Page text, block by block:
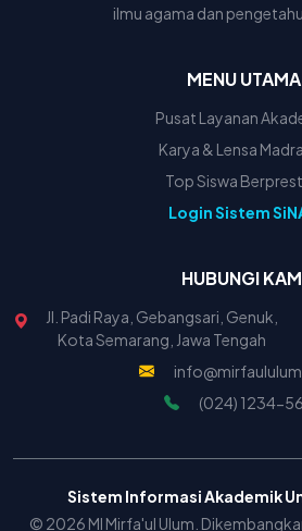
ilmu agama dan
MENU UTAMA
Pusat Layanan
Karya & Lensa
Top Siswa
Login Sistem
HUBUNGI
Jl. Padi Raya, Gebangsari, Genuk,
Kota Semarang, Jawa Tengah
(024) 1234-
Sistem Informasi Akademik
© 2026 MI Mirfa'ul Ulum.